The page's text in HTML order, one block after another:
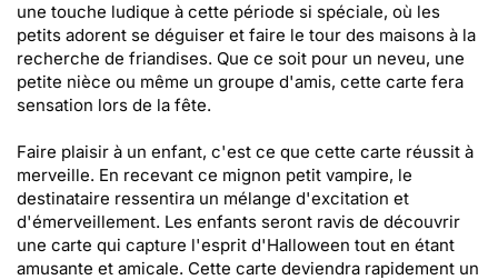
une touche ludique à cette période si spéciale, où les
petits adorent se déguiser et faire le tour des maisons à la
recherche de friandises. Que ce soit pour un neveu, une
petite nièce ou même un groupe d'amis, cette carte fera
sensation lors de la fête.
Faire plaisir à un enfant, c'est ce que cette carte réussit à
merveille. En recevant ce mignon petit vampire, le
destinataire ressentira un mélange d'excitation et
d'émerveillement. Les enfants seront ravis de découvrir
une carte qui capture l'esprit d'Halloween tout en étant
amusante et amicale. Cette carte deviendra rapidement un